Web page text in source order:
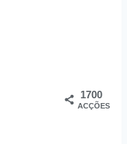
1700
ACÇÕES